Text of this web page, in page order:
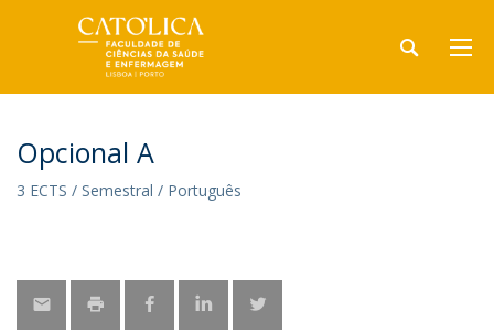
Opcional A
3 ECTS / Semestral / Português